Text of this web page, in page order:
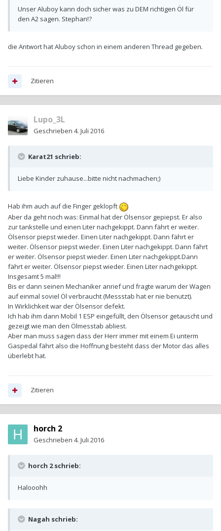
Unser Aluboy kann doch sicher was zu DEM richtigen Öl für
den A2 sagen. Stephan!?
die Antwort hat Aluboy schon in einem anderen Thread gegeben.
Zitieren
Lupo_3L
Geschrieben 4. Juli 2016
Karat21 schrieb:
Liebe Kinder zuhause...bitte nicht nachmachen;)
Hab ihm auch auf die Finger geklopft
Aber da geht noch was: Einmal hat der Ölsensor gepiepst. Er also
zur tankstelle und einen Liter nachgekippt. Dann fährt er weiter.
Ölsensor piepst wieder. Einen Liter nachgekippt. Dann fährt er
weiter. Ölsensor piepst wieder. Einen Liter nachgekippt. Dann fährt
er weiter. Ölsensor piepst wieder. Einen Liter nachgekippt.Dann
fährt er weiter. Ölsensor piepst wieder. Einen Liter nachgekippt.
Insgesamt 5 mal!!!
Bis er dann seinen Mechaniker anrief und fragte warum der Wagen
auf einmal soviel Öl verbraucht (Messstab hat er nie benutzt).
In Wirklichkeit war der Ölsensor defekt.
Ich hab ihm dann Mobil 1 ESP eingefüllt, den Ölsensor getauscht und
gezeigt wie man den Ölmesstab abliest.
Aber man muss sagen dass der Herr immer mit einem Ei unterm
Gaspedal fährt also die Hoffnung besteht dass der Motor das alles
überlebt hat.
Zitieren
horch 2
Geschrieben 4. Juli 2016
horch 2 schrieb:
Halooohh
Nagah schrieb: